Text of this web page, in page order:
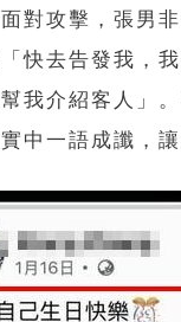
對攻擊，張男
快去告發我，
我介紹客人」
中一語成讖，